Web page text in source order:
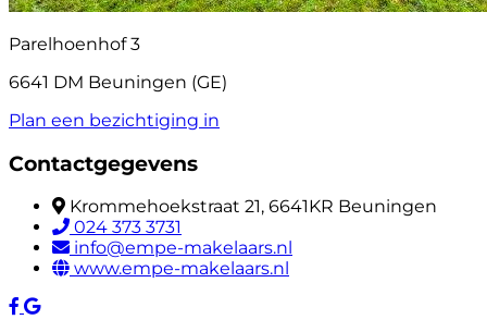
Parelhoenhof 3
6641 DM Beuningen (GE)
Plan een bezichtiging in
Contactgegevens
Krommehoekstraat 21, 6641KR Beuningen
024 373 3731
info@empe-makelaars.nl
www.empe-makelaars.nl